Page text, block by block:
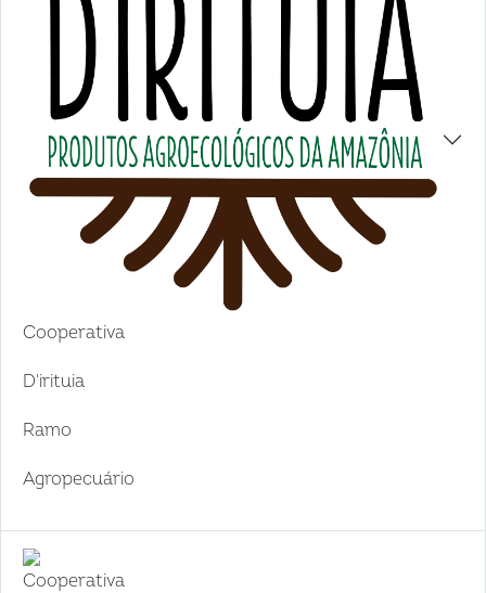
Cooperativa
D'irituia
Ramo
Agropecuário
Cooperativa